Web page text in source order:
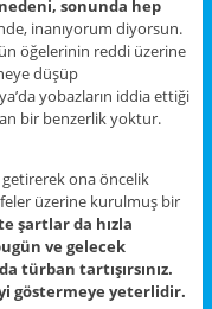
sonunda hep
inanıyorum diyorsun.
öğelerinin reddi üzerine
düşüp
yobazların iddia ettiği
bir benzerlik yoktur.
getirerek ona öncelik
üzerine kurulmuş bir
şartlar da hızla
ve gelecek
türban tartışırsınız.
göstermeye yeterlidir.